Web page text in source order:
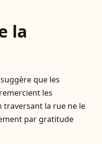
la
que les
les
traversant la rue ne le
par gratitude